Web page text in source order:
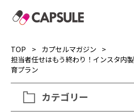
TOP
カプセルマガジン
担当者任せはもう終わり！インスタ内
育プラン
カテゴリー